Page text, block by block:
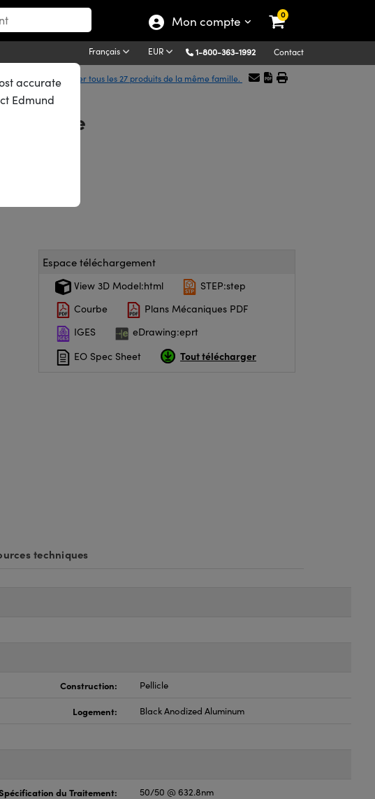
Mon compte 0
Français EUR 1-800-363-1992 Contact
Afficher tous les 27 produits de la même famille.
Espace téléchargement
View 3D Model:html
STEP:step
Courbe
Plans Mécaniques PDF
IGES
eDrawing:eprt
EO Spec Sheet
Tout télécharger
techniques
Construction: Pellicle
Logement: Black Anodized Aluminum
du Traitement: 50/50 @ 632.8nm
accurate
Edmund